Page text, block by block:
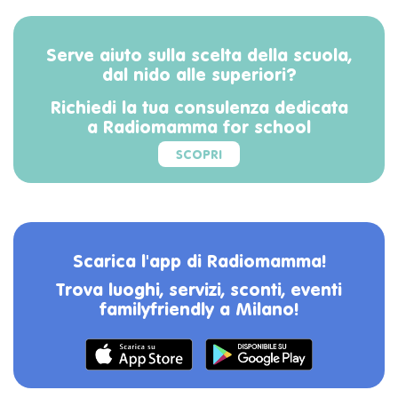
Serve aiuto sulla scelta della scuola,
dal nido alle superiori?
Richiedi la tua consulenza dedicata
a Radiomamma for school
SCOPRI
Scarica l'app di Radiomamma!
Trova luoghi, servizi, sconti, eventi
familyfriendly a Milano!